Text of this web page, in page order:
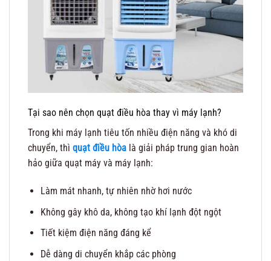
Tại sao nên chọn quạt điều hòa thay vì máy lạnh?
Trong khi máy lạnh tiêu tốn nhiều điện năng và khó di
chuyển, thì quạt điều hòa là giải pháp trung gian hoàn
hảo giữa quạt máy và máy lạnh:
Làm mát nhanh, tự nhiên nhờ hơi nước
Không gây khô da, không tạo khí lạnh đột ngột
Tiết kiệm điện năng đáng kể
Dễ dàng di chuyển khắp các phòng